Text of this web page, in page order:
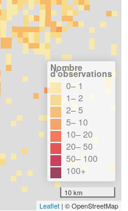
Nombre
d'observations
0– 1
1– 2
2– 5
5– 10
10– 20
20– 50
50– 100
100+
10 km
Leaflet | © OpenStreetMap